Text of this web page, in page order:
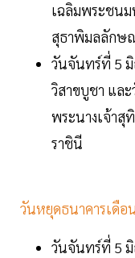
เฉลิมพระชนม
สุธาพิมลลักษ
วันจันทร์ที่ 5
วิสาขบูชา แล
พระนางเจ้า
ราชินี
วันหยุดธนาคารเดื
วันจันทร์ที่ 5